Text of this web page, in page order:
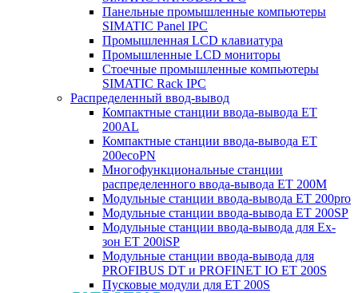
Панельные промышленные компьютеры
SIMATIC Panel IPC
Промышленная LCD клавиатура
Промышленные LCD мониторы
Стоечные промышленные компьютеры
SIMATIC Rack IPC
Распределенный ввод-вывод
Компактные станции ввода-вывода ET
200AL
Компактные станции ввода-вывода ET
200ecoPN
Многофункциональные станции
распределенного ввода-вывода ET 200M
Модульные станции ввода-вывода ET 200pro
Модульные станции ввода-вывода ET 200SP
Модульные станции ввода-вывода для Ex-
зон ET 200iSP
Модульные станции ввода-вывода для
PROFIBUS DT и PROFINET IO ET 200S
Пусковые модули для ET 200S